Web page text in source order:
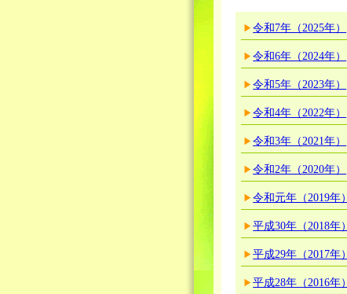
令和7年（2025年）
令和6年（2024年）
令和5年（2023年）
令和4年（2022年）
令和3年（2021年）
令和2年（2020年）
令和元年（2019年）
平成30年（2018年）
平成29年（2017年）
平成28年（2016年）